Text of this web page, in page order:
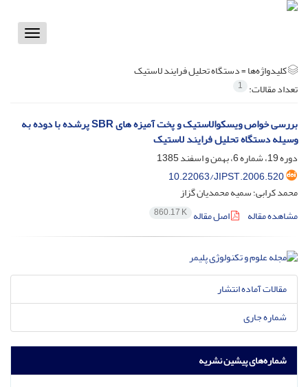
Toggle
کلیدواژه‌ها =دستگاه تحلیل فرایند لاستیک
تعداد مقالات: 1
بررسی خواص ویسکوالاستیک و پخت آمیزه های SBR پرشده با دوده به
وسیله دستگاه تحلیل فرایند لاستیک
دوره 19، شماره 6، بهمن و اسفند 1385
10.22063/JIPST.2006.520
محمد کرابی؛ سمیه محمدیان گزاز
مشاهده مقاله
اصل مقاله 860.17 K
مقالات آماده انتشار
شماره جاری
شماره‌های پیشین نشریه